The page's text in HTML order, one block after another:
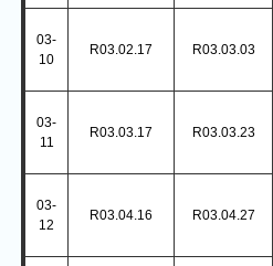
03-
10
R03.02.17 R03.03.03
03-
11
R03.03.17 R03.03.23
03-
12
R03.04.16 R03.04.27